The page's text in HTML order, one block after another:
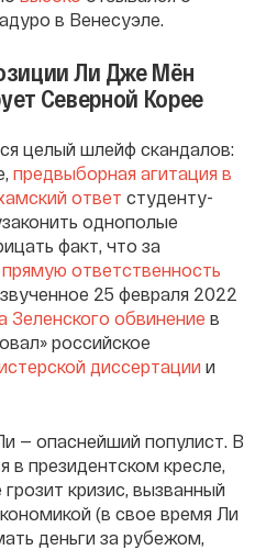
в Венесуэле.
Ли Дже Мён
Северной Корее
целый шлейф скандалов:
предвыборная агитация в
ответ студенту-
однополые
факт, что за
ответственность
25 февраля 2022
Зеленского обвинение в
российское
диссертации и
— опаснейший популист. В
в президентском кресле,
кризис, вызванный
(в свое время Ли
деньги за рубежом,